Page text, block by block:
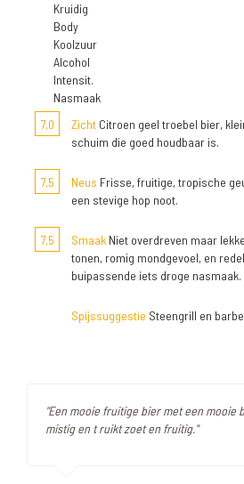
Kruidig
Body
Koolzuur
Alcohol
Intensit.
Nasmaak
7,0
Zicht Citroen geel troebel bier,
schuim die goed houdbaar is.
7,5 Neus Frisse, fruitige, tropische
een stevige hop noot.
7,5 Smaak Niet overdreven maar
tonen, romig mondgevoel, en
buipassende iets droge nasmaak.
Spijssuggestie Steengrill en
"Een mooie fruitige bier met een mooie
mistig en t ruikt zoet en fruitig."